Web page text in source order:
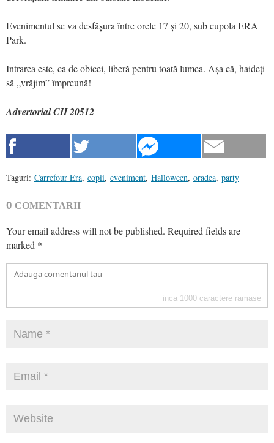
Evenimentul se va desfășura între orele 17 și 20, sub cupola ERA
Park.
Intrarea este, ca de obicei, liberă pentru toată lumea. Așa că, haideți
să „vrăjim” împreună!
Advertorial CH 20512
Taguri: Carrefour Era, copii, eveniment, Halloween, oradea, party
0 COMENTARII
Your email address will not be published. Required fields are
marked *
inca 1000 caractere ramase